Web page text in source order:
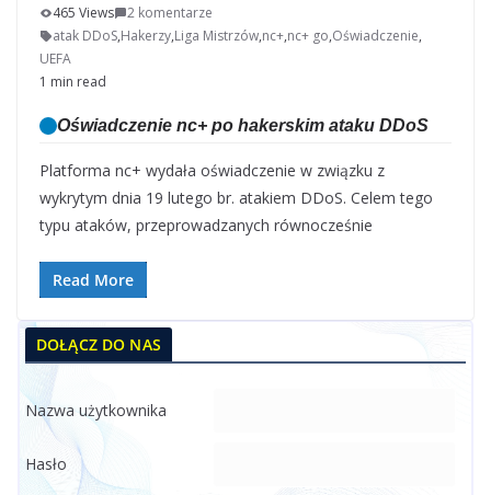
465 Views
2 komentarze
atak DDoS,Hakerzy,Liga Mistrzów,nc+,nc+ go,Oświadczenie,
UEFA
1 min read
Oświadczenie nc+ po hakerskim ataku DDoS
Platforma nc+ wydała oświadczenie w związku z
wykrytym dnia 19 lutego br. atakiem DDoS. Celem tego
typu ataków, przeprowadzanych równocześnie
Read More
DOŁĄCZ DO NAS
Nazwa użytkownika
Hasło